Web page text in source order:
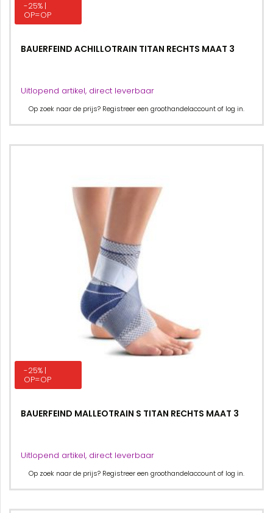
-25% |
OP=OP
BAUERFEIND ACHILLOTRAIN TITAN RECHTS MAAT 3
Uitlopend artikel, direct leverbaar
Op zoek naar de prijs? Registreer een groothandelaccount of log in.
-25% |
OP=OP
BAUERFEIND MALLEOTRAIN S TITAN RECHTS MAAT 3
Uitlopend artikel, direct leverbaar
Op zoek naar de prijs? Registreer een groothandelaccount of log in.